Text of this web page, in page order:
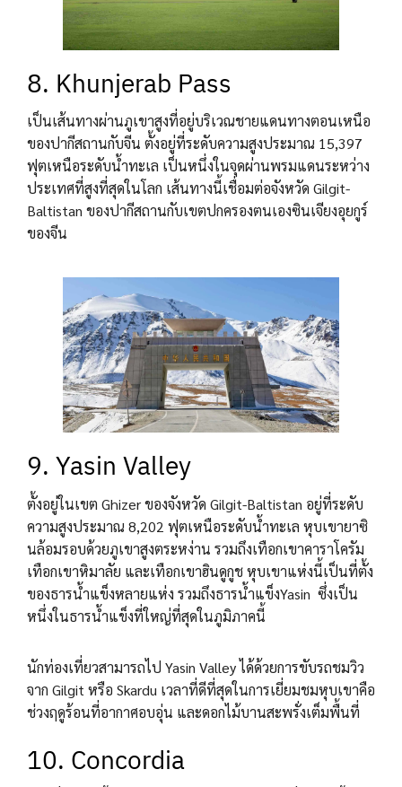
8. Khunjerab Pass
เป็นเส้นทางผ่านภูเขาสูงที่อยู่บริเวณชายแดนทางตอนเหนือ
ของปากีสถานกับจีน ตั้งอยู่ที่ระดับความสูงประมาณ 15,397
ฟุตเหนือระดับน้ำทะเล เป็นหนึ่งในจุดผ่านพรมแดนระหว่าง
ประเทศที่สูงที่สุดในโลก เส้นทางนี้เชื่อมต่อจังหวัด Gilgit-
Baltistan ของปากีสถานกับเขตปกครองตนเองซินเจียงอุยกูร์
ของจีน
9. Yasin Valley
ตั้งอยู่ในเขต Ghizer ของจังหวัด Gilgit-Baltistan อยู่ที่ระดับ
ความสูงประมาณ 8,202 ฟุตเหนือระดับน้ำทะเล หุบเขายาซิ
นล้อมรอบด้วยภูเขาสูงตระหง่าน รวมถึงเทือกเขาคาราโครัม
เทือกเขาหิมาลัย และเทือกเขาฮินดูกูช หุบเขาแห่งนี้เป็นที่ตั้ง
ของธารน้ำแข็งหลายแห่ง รวมถึงธารน้ำแข็งYasin ซึ่งเป็น
หนึ่งในธารน้ำแข็งที่ใหญ่ที่สุดในภูมิภาคนี้
นักท่องเที่ยวสามารถไป Yasin Valley ได้ด้วยการขับรถชมวิว
จาก Gilgit หรือ Skardu เวลาที่ดีที่สุดในการเยี่ยมชมหุบเขาคือ
ช่วงฤดูร้อนที่อากาศอบอุ่น และดอกไม้บานสะพรั่งเต็มพื้นที่
10. Concordia